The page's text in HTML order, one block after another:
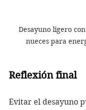
Desayuno ligero
nueces para
Reflexión final
Evitar el desayuno